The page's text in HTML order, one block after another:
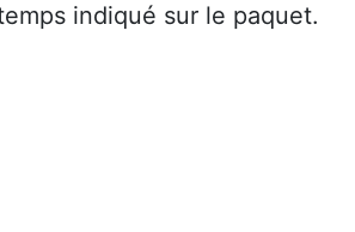
indiqué sur le paquet.